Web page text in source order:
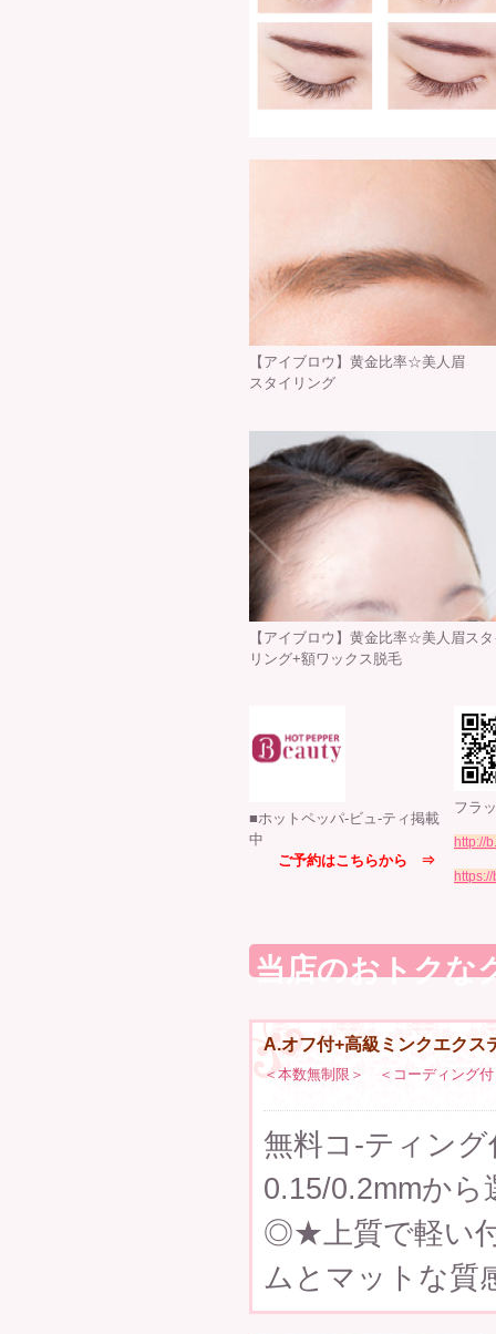
【アイブロウ】黄金比率☆美人眉
スタイリング
【アイブロウ】黄金比率☆美人眉ス
リング+額ワックス脱毛
■ホットペッパ-ビュ-ティ掲載
中
ご予約はこちらから ⇒
フラ
http://
当店のおトクな
A.オフ付+高級ミンクエクス
＜本数無制限＞ ＜コーディング付
無料コ-ティン
0.15/0.2mmか
◎★上質で軽い
ムとマットな質